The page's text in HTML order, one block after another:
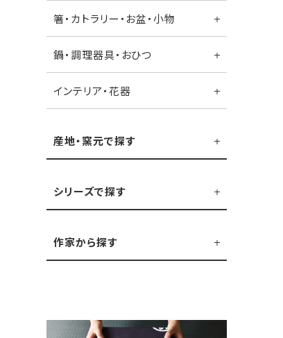
箸・カトラリー・お盆・小物
鍋・調理器具・おひつ
インテリア・花器
産地・窯元で探す
シリーズで探す
作家から探す